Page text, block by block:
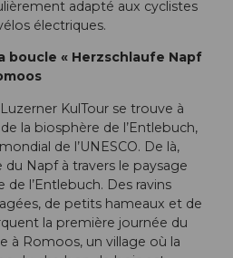
adapté aux cyclistes
électriques.
boucle « Herzschlaufe Napf
KulTour se trouve à
la biosphère de l’Entlebuch,
de l’UNESCO. De là,
du Napf à travers le paysage
l’Entlebuch. Des ravins
de petits hameaux et de
la première journée du
à Romoos, un village où la